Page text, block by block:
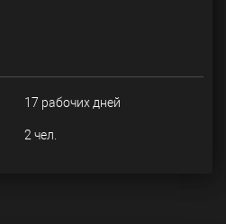
17 рабочих дней
2 чел.